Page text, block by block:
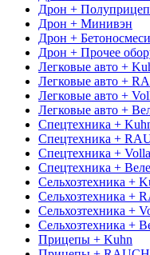
Дрон +
Дрон + Минивэн
Дрон +
Дрон + Прочее
Легковые авто +
Легковые авто +
Легковые авто +
Легковые авто +
Спецтехника +
Спецтехника +
Спецтехника +
Спецтехника +
Сельхозтехника +
Сельхозтехника +
Сельхозтехника +
Сельхозтехника +
Прицепы + Kuhn